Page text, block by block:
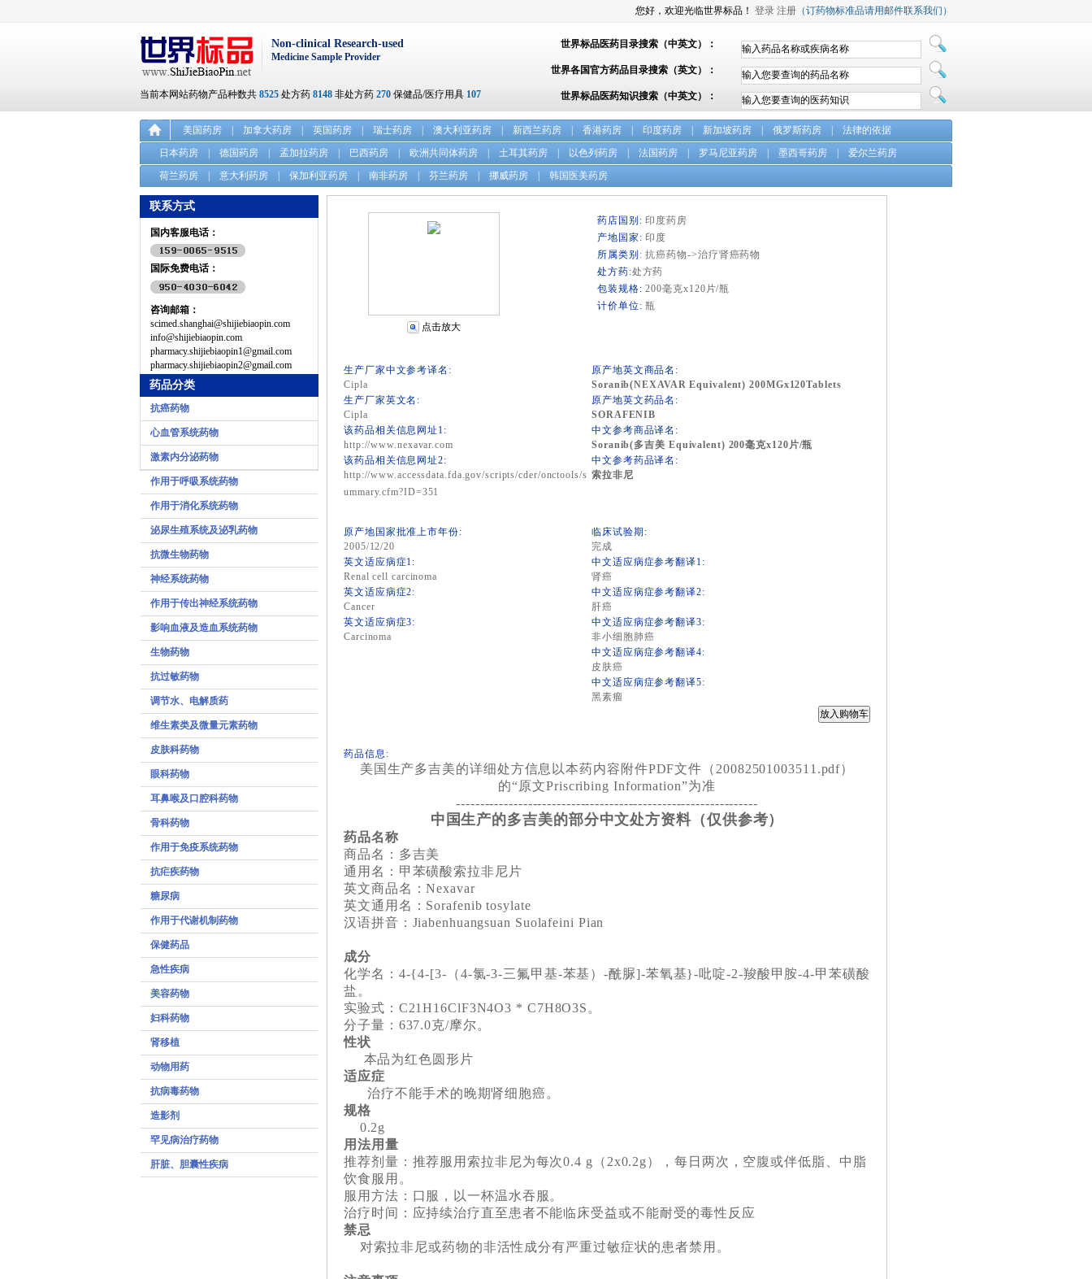
您好，欢迎光临世界标品！ 登录 注册 （订药物标准品请用邮件联系我们）
Non-clinical Research-used
Medicine Sample Provider
当前本网站药物产品种数共 8525 处方药 8148 非处方药 270 保健品/医疗用具 107
世界标品医药目录搜索（中英文）：
世界各国官方药品目录搜索（英文）：
世界标品医药知识搜索（中英文）：
美国药房 加拿大药房 英国药房 瑞士药房 澳大利亚药房 新西兰药房 香港药房 印度药房 新加坡药房 俄罗斯药房
法律的依据
日本药房
德国药房 孟加拉药房 巴西药房 欧洲共同体药房 土耳其药房 以色列药房 法国药房 罗马尼亚药房 墨西哥药房
爱尔兰药房
荷兰药房
意大利药房 保加利亚药房 南非药房 芬兰药房 挪威药房 韩国医美药房
联系方式
国内客服电话：
国际免费电话：
咨询邮箱：
scimed.shanghai@shijiebiaopin.com
info@shijiebiaopin.com
pharmacy.shijiebiaopin1@gmail.com
pharmacy.shijiebiaopin2@gmail.com
药品分类
抗癌药物
心血管系统药物
激素内分泌药物
作用于呼吸系统药物
作用于消化系统药物
泌尿生殖系统及泌乳药物
抗微生物药物
神经系统药物
作用于传出神经系统药物
影响血液及造血系统药物
生物药物
抗过敏药物
调节水、电解质药
维生素类及微量元素药物
皮肤科药物
眼科药物
耳鼻喉及口腔科药物
骨科药物
作用于免疫系统药物
抗疟疾药物
糖尿病
作用于代谢机制药物
保健药品
急性疾病
美容药物
妇科药物
肾移植
动物用药
抗病毒药物
造影剂
罕见病治疗药物
肝脏、胆囊性疾病
药店国别: 印度药房
产地国家: 印度
所属类别 : 抗癌药物->治疗肾癌药物
处方药:处方药
包装规格: 200毫克x120片/瓶
计价单位: 瓶
点击放大
生产厂家中文参考译名:
Cipla
生产厂家英文名:
Cipla
该药品相关信息网址1:
http://www.nexavar.com
该药品相关信息网址2:
http://www.accessdata.fda.gov/scripts/cder/onctools/s
ummary.cfm?ID=351
原产地英文商品名:
Soranib(NEXAVAR Equivalent) 200MGx120Tablets
原产地英文药品名:
SORAFENIB
中文参考商品译名:
Soranib(多吉美 Equivalent) 200毫克x120片/瓶
中文参考药品译名:
索拉非尼
原产地国家批准上市年份:
2005/12/20
英文适应病症1:
Renal cell carcinoma
英文适应病症2:
Cancer
英文适应病症3:
Carcinoma
临床试验期:
完成
中文适应病症参考翻译1:
肾癌
中文适应病症参考翻译2:
肝癌
中文适应病症参考翻译3:
非小细胞肺癌
中文适应病症参考翻译4:
皮肤癌
中文适应病症参考翻译5:
黑素瘤
药品信息:
美国生产多吉美的详细处方信息以本药内容附件PDF文件（20082501003511.pdf）
的“原文Priscribing Information”为准
---------------------------------------------------------------
中国生产的多吉美的部分中文处方资料（仅供参考）
药品名称
商品名：多吉美
通用名：甲苯磺酸索拉非尼片
英文商品名：Nexavar
英文通用名：Sorafenib tosylate
汉语拼音：Jiabenhuangsuan Suolafeini Pian
成分
化学名：4-{4-[3-（4-氯-3-三氟甲基-苯基）-酰脲]-苯氧基}-吡啶-2-羧酸甲胺-4-甲苯磺酸
盐。
实验式：C21H16ClF3N4O3 * C7H8O3S。
分子量：637.0克/摩尔。
性状
本品为红色圆形片
适应症
治疗不能手术的晚期肾细胞癌。
规格
0.2g
用法用量
推荐剂量：推荐服用索拉非尼为每次0.4 g（2x0.2g），每日两次，空腹或伴低脂、中脂
饮食服用。
服用方法：口服，以一杯温水吞服。
治疗时间：应持续治疗直至患者不能临床受益或不能耐受的毒性反应
禁忌
对索拉非尼或药物的非活性成分有严重过敏症状的患者禁用。